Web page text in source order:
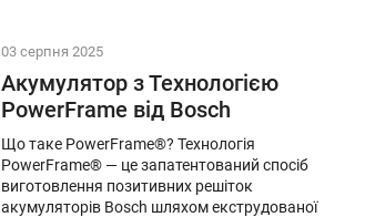
03 серпня 2025
Акумулятор з Технологією
PowerFrame від Bosch
Що таке PowerFrame®? Технологія
PowerFrame® — це запатентований спосіб
виготовлення позитивних решіток
акумуляторів Bosch шляхом екструдованої